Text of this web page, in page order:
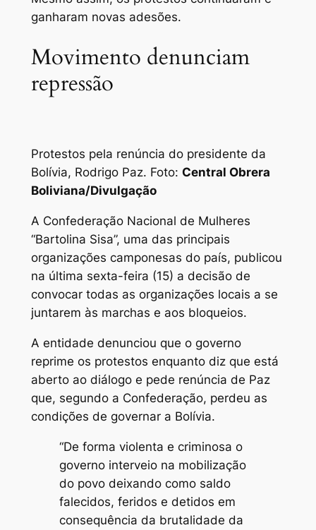
ganharam novas adesões.
Movimento denunciam
repressão
Protestos pela renúncia do presidente da
Bolívia, Rodrigo Paz. Foto: Central Obrera
Boliviana/Divulgação
A Confederação Nacional de Mulheres
“Bartolina Sisa”, uma das principais
organizações camponesas do país, publicou
na última sexta-feira (15) a decisão de
convocar todas as organizações locais a se
juntarem às marchas e aos bloqueios.
A entidade denunciou que o governo
reprime os protestos enquanto diz que está
aberto ao diálogo e pede renúncia de Paz
que, segundo a Confederação, perdeu as
condições de governar a Bolívia.
“De forma violenta e criminosa o
governo interveio na mobilização
do povo deixando como saldo
falecidos, feridos e detidos em
consequência da brutalidade da